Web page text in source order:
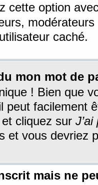
cette option
caché.
mon mot de
! Bien que
peut facilement
cliquez sur
et vous devriez
mais ne